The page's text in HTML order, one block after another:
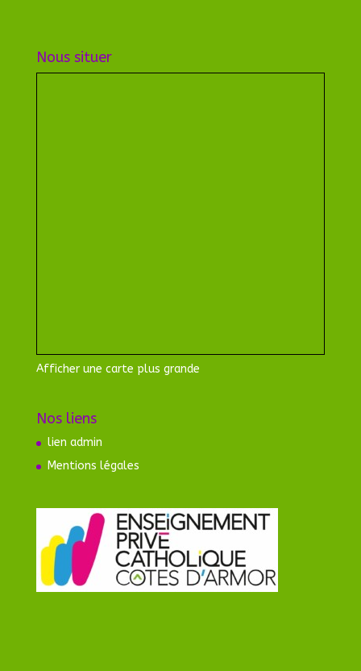
Nous situer
Afficher une carte plus grande
Nos liens
lien admin
Mentions légales